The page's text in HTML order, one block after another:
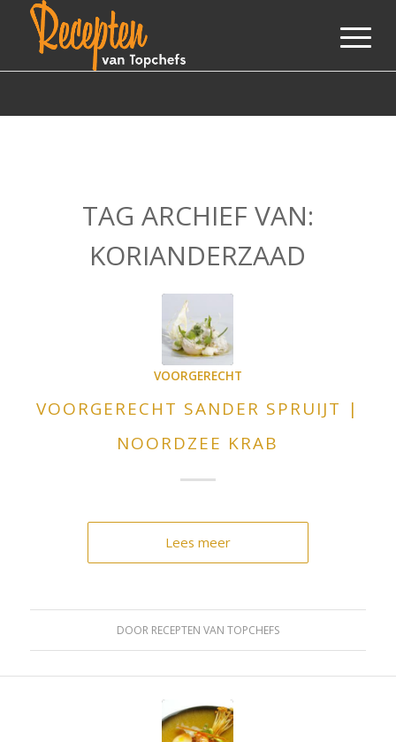
TAG ARCHIEF VAN:
KORIANDERZAAD
VOORGERECHT
VOORGERECHT SANDER SPRUIJT |
NOORDZEE KRAB
Lees meer
DOOR RECEPTEN VAN TOPCHEFS